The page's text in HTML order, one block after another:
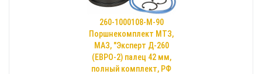
260-1000108-М-90
Поршнекомплект МТЗ,
МАЗ, "Эксперт Д-260
(ЕВРО-2) палец 42 мм,
полный комплект, РФ